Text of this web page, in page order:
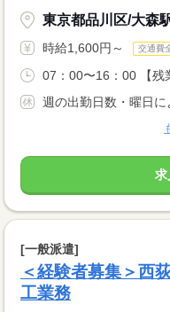
東京都品川区/大森
時給1,600円～ 交通費
07：00〜16：00 【残
週の出勤日数・曜日に
求
[一般派遣]
＜経験者募集＞西
工業務